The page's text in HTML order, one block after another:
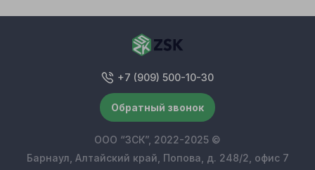
+7 (909) 500-10-30
Обратный звонок
ООО “ЗСК”, 2022-2025 ©
Барнаул, Алтайский край, Попова, д. 248/2, офис 7